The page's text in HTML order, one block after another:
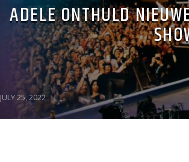
ADELE ONTHULD
JULY 25, 2022